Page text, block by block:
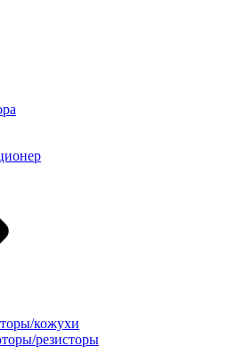
кожухи
резисторы